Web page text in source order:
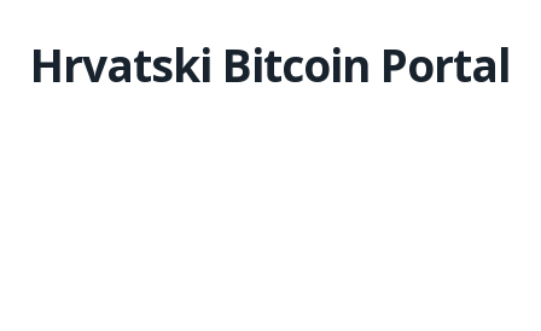
Hrvatski Bitcoin Portal